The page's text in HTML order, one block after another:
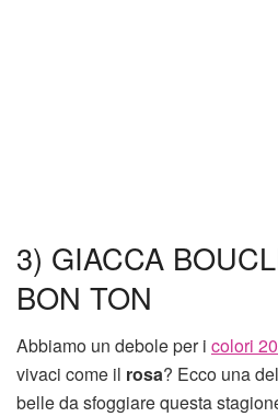
3) GIACCA
BON TON
Abbiamo un debole per i colori
vivaci come il rosa? Ecco una
belle da sfoggiare questa